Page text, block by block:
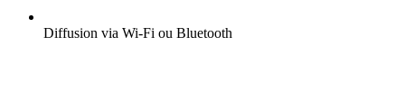
Diffusion via Wi-Fi ou Bluetooth